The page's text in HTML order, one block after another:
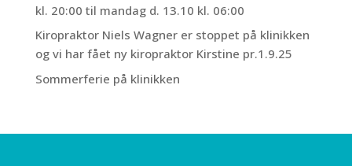
kl. 20:00 til mandag d. 13.10 kl. 06:00
Kiropraktor Niels Wagner er stoppet på klinikken
og vi har fået ny kiropraktor Kirstine pr.1.9.25
Sommerferie på klinikken